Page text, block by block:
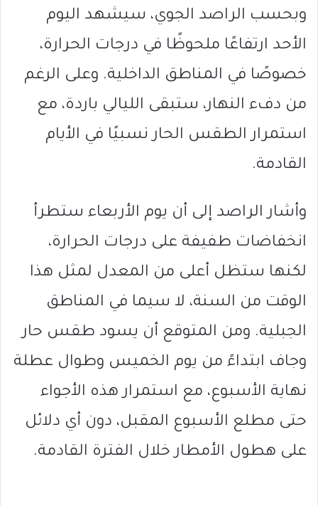
وبحسب الراصد الجوي، سيشهد اليوم
الأحد ارتفاعًا ملحوظًا في درجات الحرارة،
خصوصًا في المناطق الداخلية. وعلى الرغم
من دفء النهار، ستبقى الليالي باردة، مع
استمرار الطقس الحار نسبيًا في الأيام
القادمة.
وأشار الراصد إلى أن يوم الأربعاء ستطرأ
انخفاضات طفيفة على درجات الحرارة،
لكنها ستظل أعلى من المعدل لمثل هذا
الوقت من السنة، لا سيما في المناطق
الجبلية. ومن المتوقع أن يسود طقس حار
وجاف ابتداءً من يوم الخميس وطوال عطلة
نهاية الأسبوع، مع استمرار هذه الأجواء
حتى مطلع الأسبوع المقبل، دون أي دلائل
على هطول الأمطار خلال الفترة القادمة.